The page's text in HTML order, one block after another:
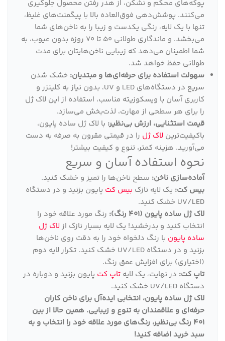
پوکه‌های محکم و نشکن، از هدر رفتن محصول جلوگیری
می‌کنند. پوشش‌دهی فوق‌العاده بالا با پیگمنت‌های غلیظ،
تنها با یک لایه، رنگی یکدست و زیبا را به ناخن‌های شما
می‌بخشد. و ماندگاری طولانی 50 تا 70 روزه بدون عیوب، به
شما اطمینان می‌دهد که زیبایی ناخن‌هایتان برای مدت
طولانی حفظ خواهد شد.
سهولت استفاده برای حرفه‌ای‌ها و مبتدیان: خشک شدن
سریع در دستگاه‌های LED و UV، بدون نیاز به کلینزر و
کاربری آسان با ویسکوزیته مناسب، استفاده از این لاک ژل
را برای هر سطحی از مهارت، لذت‌بخش می‌سازد.
قیمت استثنایی، ارزش بی‌نظیر: با لاک ژل ساده پایون،
باکیفیت‌ترین لاک ژل را در قیمتی مقرون به صرفه به دست
می‌آورید. هزینه کمتر، تنوع و کیفیت بیشتر!
نحوه استفاده آسان و سریع
آماده‌سازی ناخن: سطح ناخن‌ها را تمیز و خشک کنید.
بیس کت: یک لایه نازک بیس کت پایون بزنید و در دستگاه
UV/LED خشک کنید.
لاک ژل ساده پایون (401 رنگ):
رنگ مورد علاقه خود را
انتخاب کنید و بدرخشید! یک لایه بسیار نازک از لاک ژل
ساده پایون با رنگ دلخواه خود را به دقت روی ناخن‌ها
بزنید و در دستگاه UV/LED خشک کنید. تکرار لایه دوم
(اختیاری) برای افزایش عمق رنگ.
تاپ کت: در نهایت، یک لایه تاپ کت پایون بزنید و دوباره در
دستگاه UV/LED خشک کنید.
لاک ژل ساده پایون، انتخابی ایده‌آل برای ناخن کاران
حرفه‌ای و علاقمندان به تنوع و زیبایی. همین حالا از بین
401 رنگ بی‌نظیر، رنگ‌های مورد علاقه خود را انتخاب و به
سبد خرید اضافه کنید!